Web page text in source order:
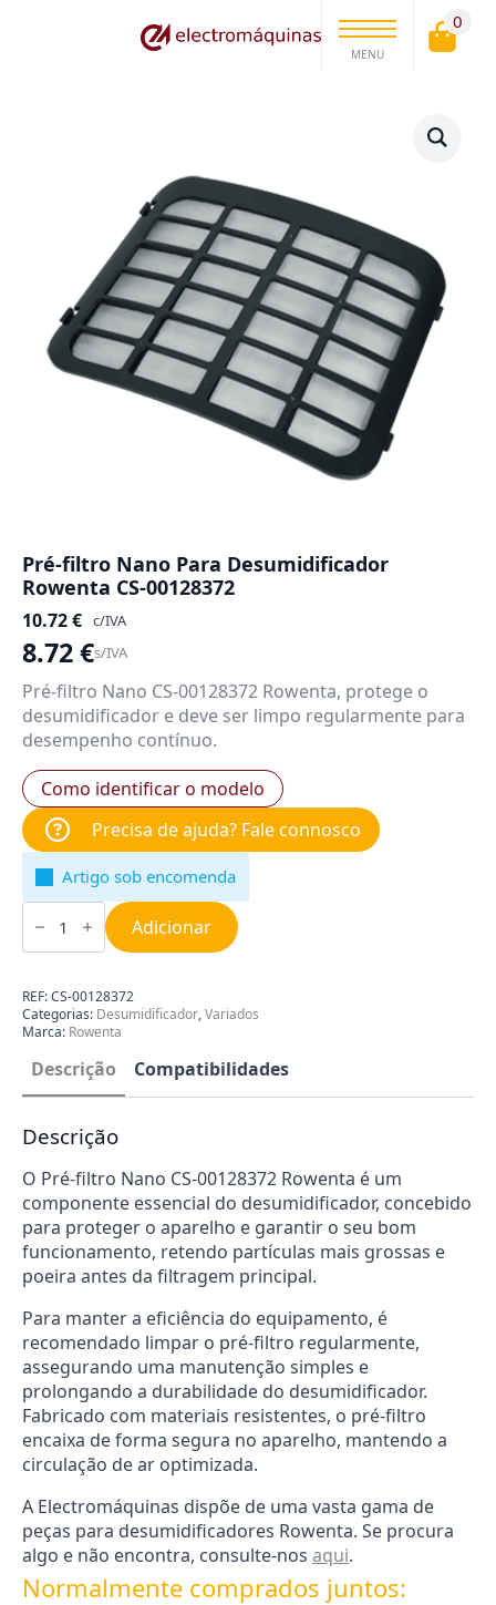
MENU
0
Pré-filtro Nano Para Desumidificador
Rowenta CS-00128372
10.72€ c/IVA
8.72€s/IVA
Pré-filtro Nano CS-00128372 Rowenta, protege o
desumidificador e deve ser limpo regularmente para
desempenho contínuo.
Como identificar o modelo
Precisa de ajuda? Fale connosco
Artigo sob encomenda
Quantidade
de
filtro
Para
Desumidificador
Rowenta
CS-
00128372
Adicionar
REF:CS-00128372
Categorias: Desumidificador,Variados
Marca: Rowenta
Descrição Compatibilidades
Descrição
O Pré-filtro Nano CS-00128372 Rowenta é um
componente essencial do desumidificador, concebido
para proteger o aparelho e garantir o seu bom
funcionamento, retendo partículas mais grossas e
poeira antes da filtragem principal.
Para manter a eficiência do equipamento, é
recomendado limpar o pré-filtro regularmente,
assegurando uma manutenção simples e
prolongando a durabilidade do desumidificador.
Fabricado com materiais resistentes, o pré-filtro
encaixa de forma segura no aparelho, mantendo a
circulação de ar optimizada.
A Electromáquinas dispõe de uma vasta gama de
peças para desumidificadores Rowenta. Se procura
algo e não encontra, consulte-nos aqui.
Normalmente comprados juntos: